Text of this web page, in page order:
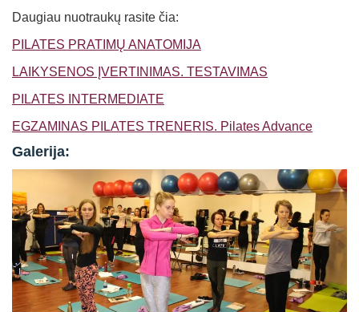
Daugiau nuotraukų rasite čia:
PILATES PRATIMŲ ANATOMIJA
LAIKYSENOS ĮVERTINIMAS. TESTAVIMAS
PILATES INTERMEDIATE
EGZAMINAS PILATES TRENERIS. Pilates Advance
Galerija: